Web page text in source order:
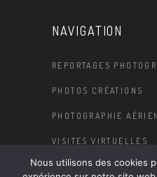
NAVIGATION
REPORTAGES
PHOTOS CRÉATIONS
PHOTOGRAPHIE
VISITES VIRTUELLES
BLOG
Nous utilisons des cookies